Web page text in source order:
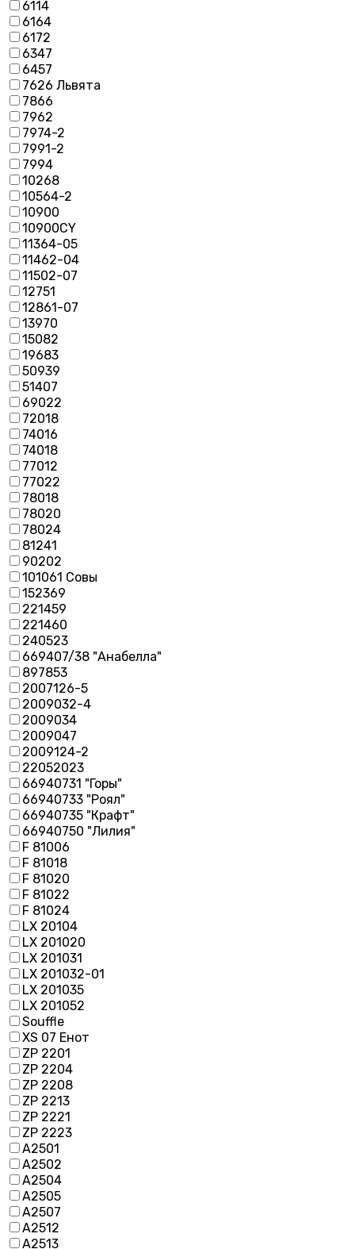
6114
6164
6172
6347
6457
7626 Львята
7866
7962
7974-2
7991-2
7994
10268
10564-2
10900
10900CY
11364-05
11462-04
11502-07
12751
12861-07
13970
15082
19683
50939
51407
69022
72018
74016
74018
77012
77022
78018
78020
78024
81241
90202
101061 Совы
152369
221459
221460
240523
669407/38 "Анабелла"
897853
2007126-5
2009032-4
2009034
2009047
2009124-2
22052023
66940731 "Горы"
66940733 "Роял"
66940735 "Крафт"
66940750 "Лилия"
F 81006
F 81018
F 81020
F 81022
F 81024
LX 20104
LX 201020
LX 201031
LX 201032-01
LX 201035
LX 201052
Souffle
XS 07 Енот
ZP 2201
ZP 2204
ZP 2208
ZP 2213
ZP 2221
ZP 2223
А2501
А2502
А2504
А2505
А2507
А2512
А2513